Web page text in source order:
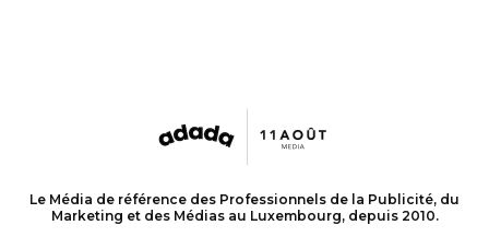
Le Média de référence des Professionnels de la Publicité, du
Marketing et des Médias au Luxembourg, depuis 2010.